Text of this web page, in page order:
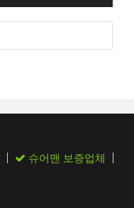
슈어맨 보증업체